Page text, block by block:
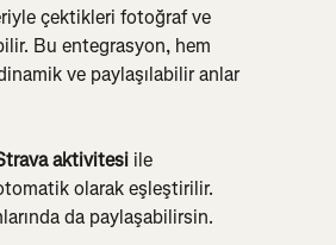
çektikleri fotoğraf ve
Bu entegrasyon, hem
ve paylaşılabilir anlar
aktivitesi ile
olarak eşleştirilir.
da paylaşabilirsin.